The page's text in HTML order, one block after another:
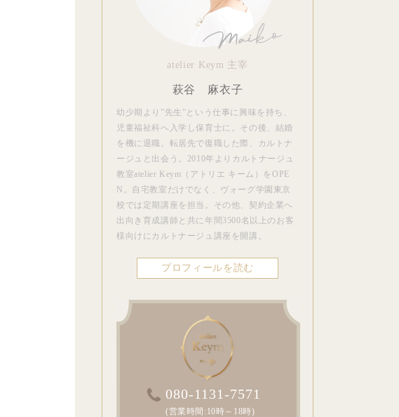
atelier Keym 主宰
萩谷 麻衣子
幼少期より”先生”という仕事に興味を持ち、
児童福祉科へ入学し保育士に。その後、結婚
を機に退職。転居先で復職した際、カルトナ
ージュと出会う。2010年よりカルトナージュ
教室atelier Keym（アトリエ キーム）をOPE
N。自宅教室だけでなく、ヴォーグ学園東京
校では定期講座を担当。その他、契約企業へ
出向き育成講師と共に年間3500名以上のお客
様向けにカルトナージュ講座を開講。
プロフィールを読む
080-1131-7571
(営業時間:10時～18時)